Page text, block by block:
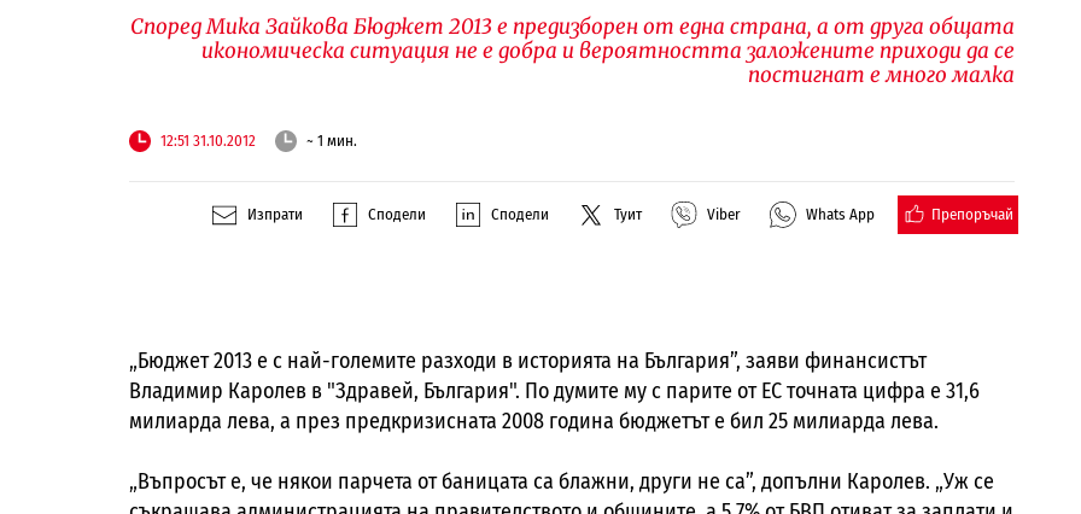
Според Мика Зайкова Бюджет 2013 е предизборен от една страна, а от друга общата
икономическа ситуация не е добра и вероятността заложените приходи да се
постигнат е много малка
12:51 31.10.2012 ~ 1 мин.
Изпрати Сподели Сподели Туит Viber Whats App Препоръчай
„Бюджет 2013 е с най-големите разходи в историята на България”, заяви финансистът
Владимир Каролев в "Здравей, България". По думите му с парите от ЕС точната цифра е 31,6
милиарда лева, а през предкризисната 2008 година бюджетът е бил 25 милиарда лева.
„Въпросът е, че някои парчета от баницата са блажни, други не са”, допълни Каролев. „Уж се